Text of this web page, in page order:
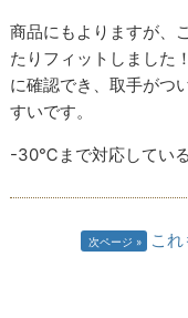
商品にもよりますが、
たりフィットしました
に確認でき、取手がつ
すいです。
-30℃まで対応してい
次ページ こ